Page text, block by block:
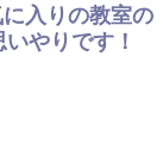
入りの教室の
やりです！